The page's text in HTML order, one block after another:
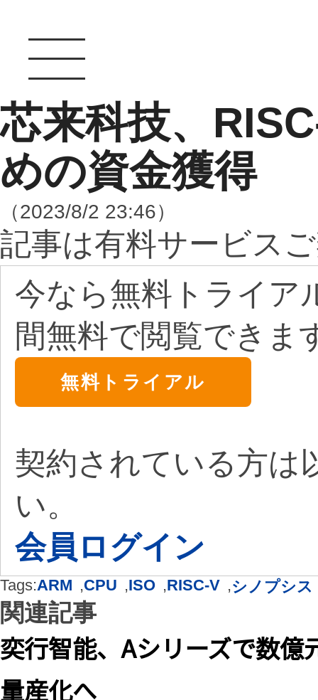
芯来科技、
めの資金獲得
（2023/8/2 23:46）
記事は有料サービス
今なら無料トライア
間無料で閲覧できま
無料トライアル
契約されている方は
い。
会員ログイン
Tags:ARM ,CPU ,ISO ,RISC-V ,シノプシス
関連記事
奕行智能、Aシリーズで数
量産化へ